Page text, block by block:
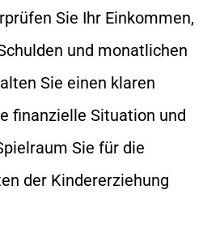
Sie Ihr Einkommen,
und monatlichen
Sie einen klaren
finanzielle Situation und
Sie für die
der Kindererziehung